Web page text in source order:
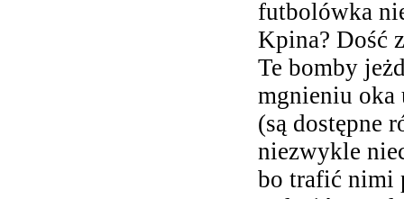
futbolówka
Kpina? Dość
Te bomby
mgnieniu oka
(są dostępne
niezwykle
bo trafić nimi